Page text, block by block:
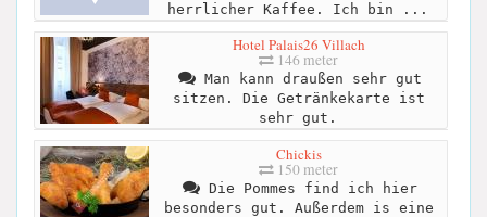
herrlicher Kaffee. Ich bin ...
Hotel Palais26 Villach
146 meter
Man kann draußen sehr gut
sitzen. Die Getränkekarte ist
sehr gut.
Chickis
150 meter
Die Pommes find ich hier
besonders gut. Außerdem is eine